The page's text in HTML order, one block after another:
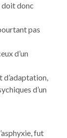
doit donc
pas
d’un
d’adaptation,
d’un
fut